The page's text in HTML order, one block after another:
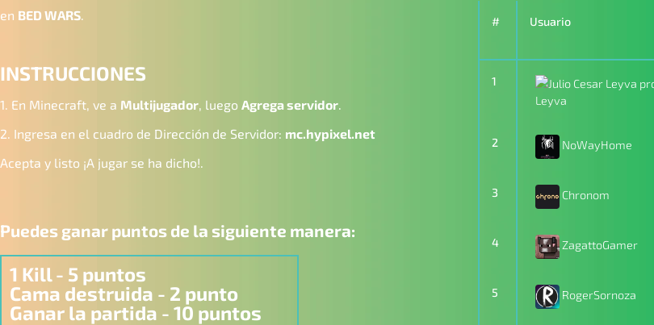
en BED WARS
INSTRUCCIONES
1. En Minecraft, ve a Multijugador , luego Agrega servidor
2. Ingresa en el cuadro de Dirección de Servidor: mc.hypixel.net
Acepta y listo ¡A jugar se ha dicho!.
Puedes ganar puntos de la siguiente manera:
1 Kill - 5 puntos
Cama destruida - 2 punto
Ganar la partida - 10 puntos
# Usuario
1
Leyva
2 NoWayHome
3 Chronom
4 ZagattoGamer
5 RogerSornoza